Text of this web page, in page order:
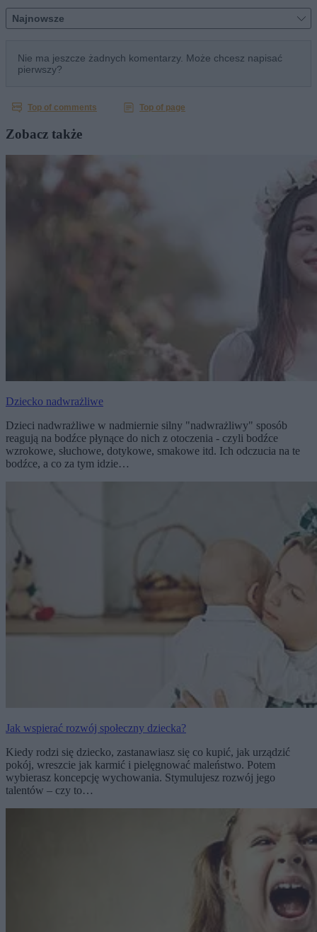
Zobacz także
Dziecko nadwrażliwe
Dzieci nadwrażliwe w nadmiernie silny "nadwrażliwy" sposób
reagują na bodźce płynące do nich z otoczenia - czyli bodźce
wzrokowe, słuchowe, dotykowe, smakowe itd. Ich odczucia na te
bodźce, a co za tym idzie…
Jak wspierać rozwój społeczny dziecka?
Kiedy rodzi się dziecko, zastanawiasz się co kupić, jak urządzić
pokój, wreszcie jak karmić i pielęgnować maleństwo. Potem
wybierasz koncepcję wychowania. Stymulujesz rozwój jego
talentów – czy to…